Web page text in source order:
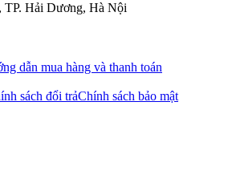
TP. Hải Dương, Hà Nội
dẫn mua hàng và thanh toán
sách đổi trảChính sách bảo mật